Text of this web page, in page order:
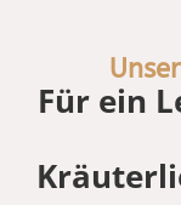
Für ein